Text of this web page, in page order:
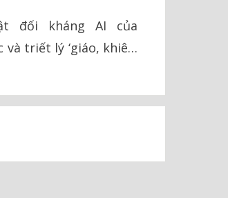
đối kháng AI của
và triết lý ‘giáo, khiên’